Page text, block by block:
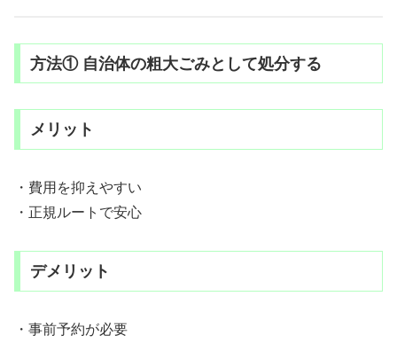
方法① 自治体の粗大ごみとして処分する
メリット
・費用を抑えやすい
・正規ルートで安心
デメリット
・事前予約が必要